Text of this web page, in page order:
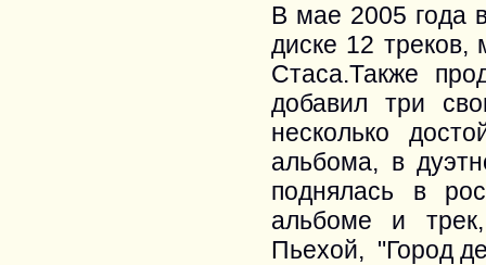
В мае 2005 года
диске 12 треков,
Стаса.Также
добавил три
несколько
альбома, в
поднялась в
альбоме и
Пьехой, "Город